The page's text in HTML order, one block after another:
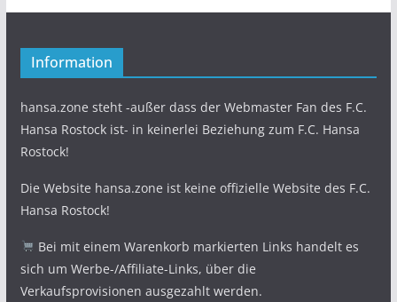
Information
hansa.zone steht -außer dass der Webmaster Fan des F.C.
Hansa Rostock ist- in keinerlei Beziehung zum F.C. Hansa
Rostock!
Die Website hansa.zone ist keine offizielle Website des F.C.
Hansa Rostock!
Bei mit einem Warenkorb markierten Links handelt es
sich um Werbe-/Affiliate-Links, über die
Verkaufsprovisionen ausgezahlt werden.